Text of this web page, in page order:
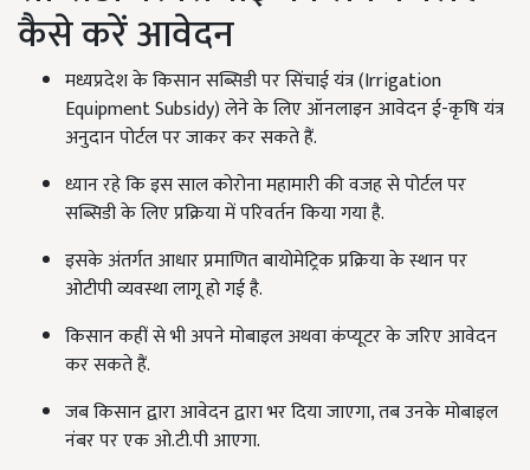
कैसे करें आवेदन
मध्यप्रदेश के किसान सब्सिडी पर सिंचाई यंत्र (Irrigation
Equipment Subsidy) लेने के लिए ऑनलाइन आवेदन ई-कृषि यंत्र
अनुदान पोर्टल पर जाकर कर सकते हैं.
ध्यान रहे कि इस साल कोरोना महामारी की वजह से पोर्टल पर
सब्सिडी के लिए प्रक्रिया में परिवर्तन किया गया है.
इसके अंतर्गत आधार प्रमाणित बायोमेट्रिक प्रक्रिया के स्थान पर
ओटीपी व्यवस्था लागू हो गई है.
किसान कहीं से भी अपने मोबाइल अथवा कंप्यूटर के जरिए आवेदन
कर सकते हैं.
जब किसान द्वारा आवेदन द्वारा भर दिया जाएगा, तब उनके मोबाइल
नंबर पर एक ओ.टी.पी आएगा.